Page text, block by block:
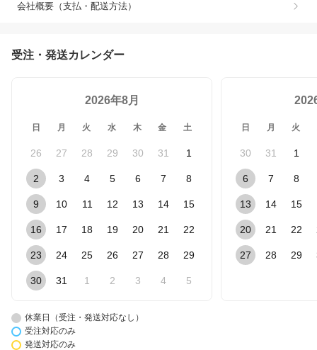
会社概要（支払・配送方法）
受注・発送カレンダー
2026年8月
日 月 火 水 木 金 土
26 27 28 29 30 31 1
2 3 4 5 6 7 8
9 10 11 12 13 14 15
16 17 18 19 20 21 22
23 24 25 26 27 28 29
30 31 1 2 3 4 5
日 月 火
30 31 1
6 7 8
13 14 15
20 21 22
27 28 29
休業日（受注・発送対応なし）
受注対応のみ
発送対応のみ